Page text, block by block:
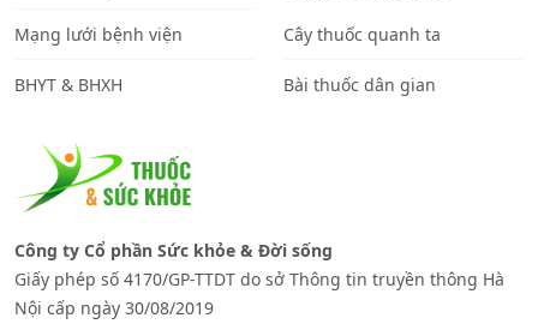
Mạng lưới bệnh viện
BHYT & BHXH
Cây thuốc quanh ta
Bài thuốc dân gian
Công ty Cổ phần Sức khỏe & Đời sống
Giấy phép số 4170/GP-TTDT do sở Thông tin truyền thông Hà
Nội cấp ngày 30/08/2019